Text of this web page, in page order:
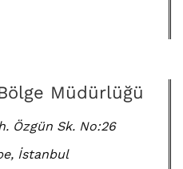
Müdürlüğü
Özgün Sk. No:26
İstanbul